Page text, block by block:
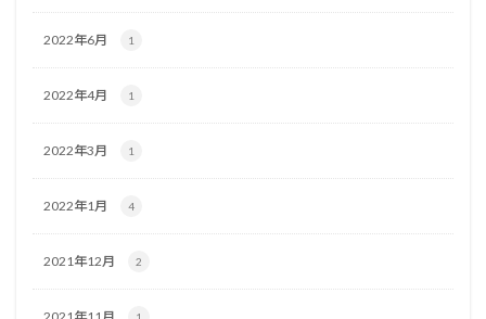
2022年6月 1
2022年4月 1
2022年3月 1
2022年1月 4
2021年12月 2
1